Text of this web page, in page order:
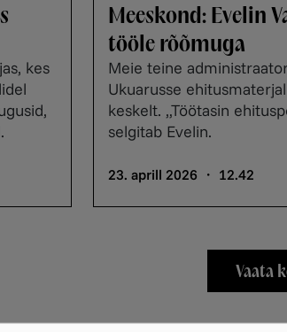
kes
Meeskond: Evelin
tööle rõõmuga
Meie teine
Ukuarusse
keskelt. „Töötasin
selgitab Evelin.
23. aprill 2026 ・ 12.42
Vaata